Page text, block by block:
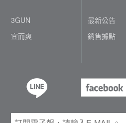
3GUN
宜而爽
最新公告
銷售據點